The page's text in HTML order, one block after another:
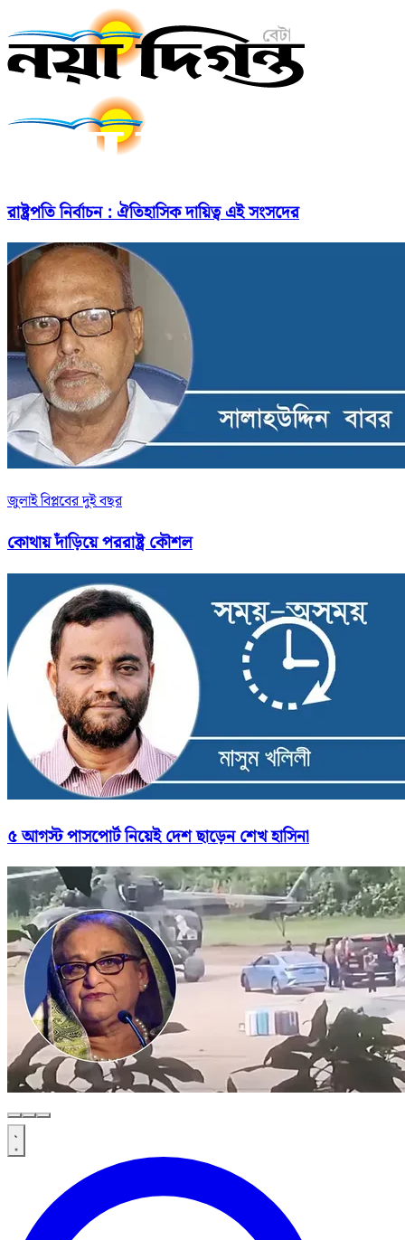
রাষ্ট্রপতি নির্বাচন : ঐতিহাসিক দায়িত্ব এই সংসদের
জুলাই বিপ্লবের দুই বছর
কোথায় দাঁড়িয়ে পররাষ্ট্র কৌশল
৫ আগস্ট পাসপোর্ট নিয়েই দেশ ছাড়েন শেখ হাসিনা